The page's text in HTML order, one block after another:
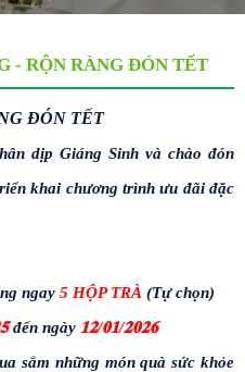
- RỘN RÀNG ĐÓN TẾT
ĐÓN TẾT
dịp Giáng Sinh và chào đón
khai chương trình ưu đãi đặc
ngay 5 HỘP TRÀ (Tự chọn)
đến ngày 𝟏𝟐/𝟎𝟏/𝟐𝟎𝟐𝟔
sắm những món quà sức khỏe